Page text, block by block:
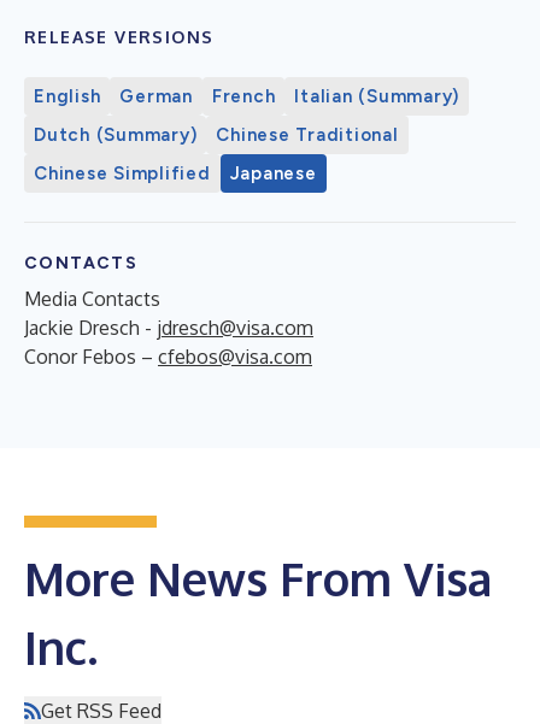
RELEASE VERSIONS
English German French
Italian (Summary)
Dutch (Summary)
Chinese Traditional
Chinese Simplified
Japanese
CONTACTS
Media Contacts
Jackie Dresch - jdresch@visa.com
Conor Febos – cfebos@visa.com
More News From Visa
Inc.
Get RSS Feed